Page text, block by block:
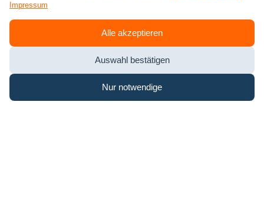
*Die angegebenen Verbrauchs-und Emissionswerte wurden nach den
gesetzlich vorgeschriebenen Messverfahren ermittelt. Am 1 Januar 2022
hat der WLTP-Prüfzyklus den NEFZ-Prüfzyklus vollständig ersetzt,
sodass für nach diesem Datum neu typgenehmigte Fahrzeuge keine
NEFZ-Werte vorliegen. Die Angaben beziehen sich nicht auf ein einzelnes
Fahrzeug und sind nicht Bestandteil des Angebots, sondern dienen allein
Impressum
Alle akzeptieren
Auswahl bestätigen
Nur notwendige